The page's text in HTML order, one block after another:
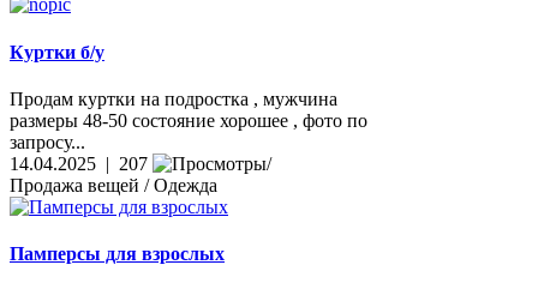
Куртки б/у
Продам куртки на подростка , мужчина
размеры 48-50 состояние хорошее , фото по
запросу...
14.04.2025 | 207
Продажа вещей / Одежда
Памперсы для взрослых